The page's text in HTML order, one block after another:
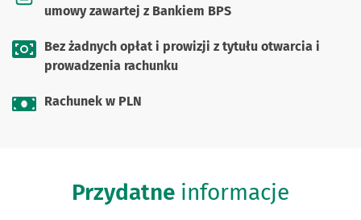
umowy zawartej z Bankiem BPS
Bez żadnych opłat i prowizji z tytułu otwarcia i
prowadzenia rachunku
Rachunek w PLN
Przydatne informacje